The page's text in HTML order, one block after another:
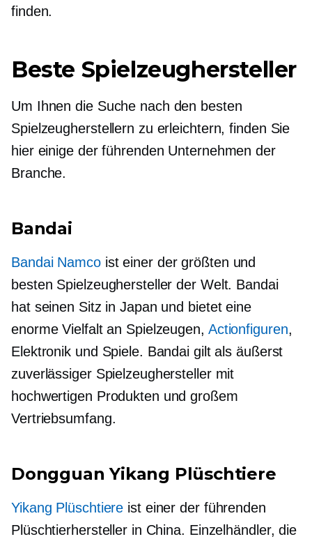
finden.
Beste Spielzeughersteller
Um Ihnen die Suche nach den besten
Spielzeugherstellern zu erleichtern, finden Sie
hier einige der führenden Unternehmen der
Branche.
Bandai
Bandai Namcoist einer der größten und
besten Spielzeughersteller der Welt. Bandai
hat seinen Sitz in Japan und bietet eine
enorme Vielfalt an Spielzeugen, Actionfiguren,
Elektronik und Spiele. Bandai gilt als äußerst
zuverlässiger Spielzeughersteller mit
hochwertigen Produkten und großem
Vertriebsumfang.
Dongguan Yikang Plüschtiere
Yikang Plüschtiere ist einer der führenden
Plüschtierhersteller in China. Einzelhändler, die